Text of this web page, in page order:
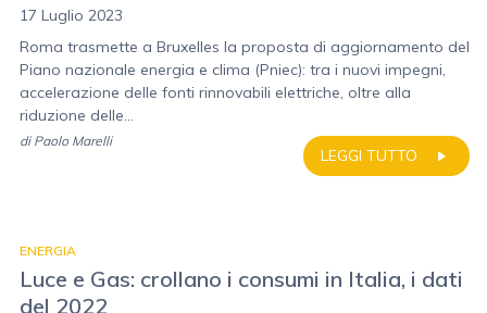
17 Luglio 2023
Roma trasmette a Bruxelles la proposta di aggiornamento del
Piano nazionale energia e clima (Pniec): tra i nuovi impegni,
accelerazione delle fonti rinnovabili elettriche, oltre alla
riduzione delle...
LEGGI TUTTO
di Paolo Marelli
ENERGIA
Luce e Gas: crollano i consumi in Italia, i dati
del 2022